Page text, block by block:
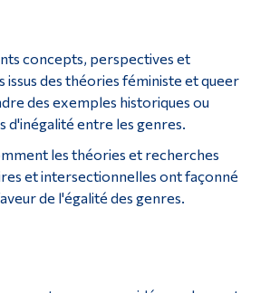
concepts, perspectives et
issus des théories féministe et queer
des exemples historiques ou
d'inégalité entre les genres.
les théories et recherches
et intersectionnelles ont façonné
de l'égalité des genres.